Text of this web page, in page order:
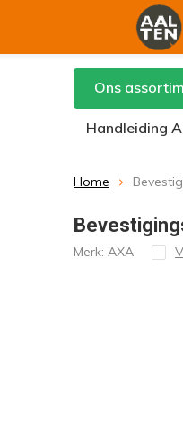
Ons
Handleiding
Home
Merk: AXA